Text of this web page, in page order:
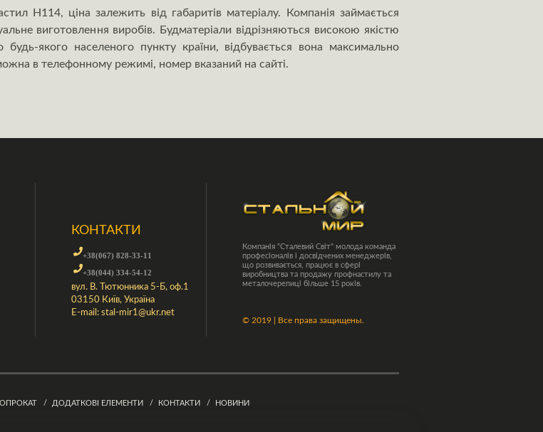
Н114, ціна залежить від габаритів матеріалу. Компанія займається
виготовлення виробів. Будматеріали відрізняються високою якістю
якого населеного пункту країни, відбувається вона максимально
в телефонному режимі, номер вказаний на сайті.
КОНТАКТИ
+38(067) 828-33-11
+38(044) 334-54-12
вул. В. Тютюнника 5-Б, оф.1
03150 Київ, Україна
E-mail: stal-mir1@ukr.net
Компанія "Сталевий Світ" молода команда
професіоналів і досвідчених менеджерів,
що розвивається, працює в сфері
виробництва та продажу профнастилу та
металочерепиці більше 15 років.
© 2019 | Все права защищены.
ДОДАТКОВІ ЕЛЕМЕНТИ КОНТАКТИ НОВИНИ